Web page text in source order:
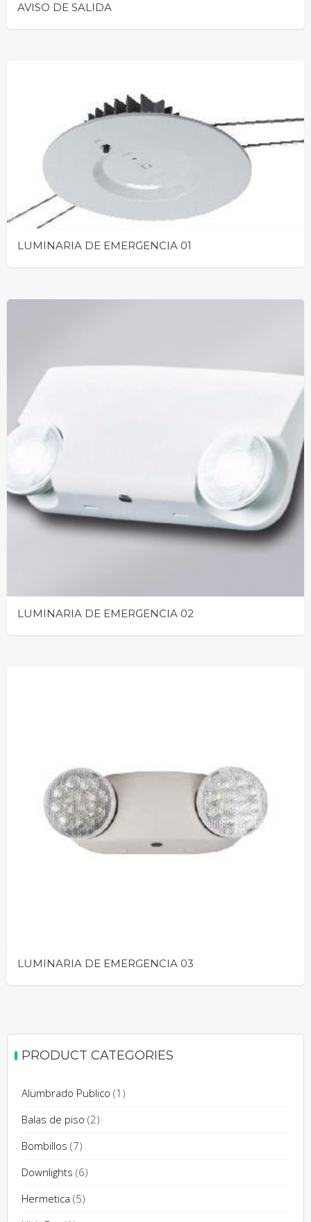
AVISO DE SALIDA
LUMINARIA DE EMERGENCIA 01
LUMINARIA DE EMERGENCIA 02
LUMINARIA DE EMERGENCIA 03
PRODUCT CATEGORIES
Alumbrado Publico (1)
Balas de piso (2)
Bombillos (7)
Downlights (6)
Hermetica (5)